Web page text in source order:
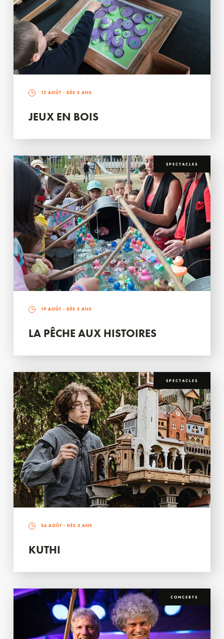
12 AOÛT - DÈS 5 ANS
JEUX EN BOIS
SPECTACLES
19 AOÛT - DÈS 3 ANS
LA PÊCHE AUX HISTOIRES
SPECTACLES
26 AOÛT - DÈS 3 ANS
KUTHI
CONCERTS